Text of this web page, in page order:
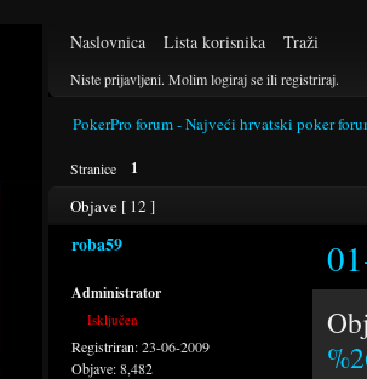
Naslovnica Lista korisnika Traži
Niste prijavljeni. Molim logiraj se ili registriraj.
PokerPro forum - Najveći hrvatski poker
Stranice 1
Objave [ 12 ]
roba59
Administrator
Isključen
Registriran:23-06-2009
Objave:8,482